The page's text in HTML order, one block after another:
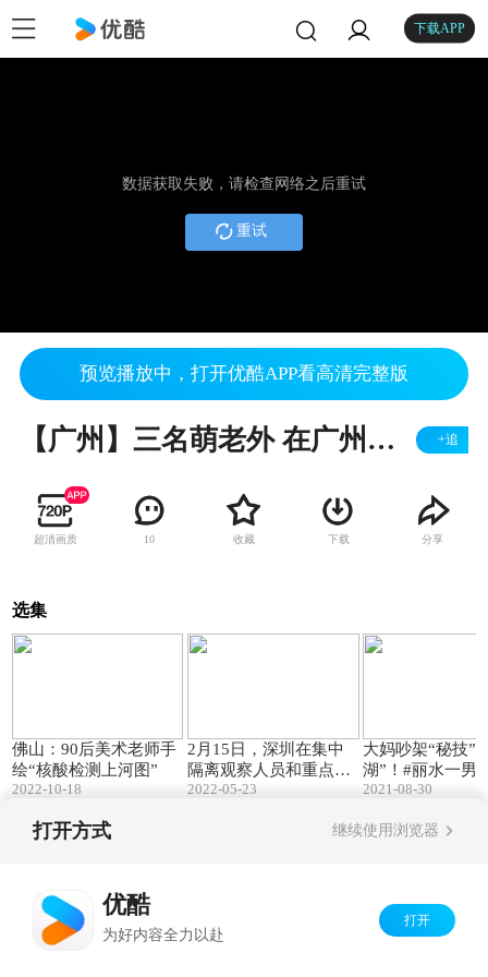
下载APP
数据获取失败，请检查网络之后重试
重试
预览播放中，打开优酷APP看高清完整版
【广州】三名萌老外 在广州街头免费派送茶叶蛋 +追
超清画质 10 收藏 下载 分享
选集
佛山：90后美术老师手
绘“核酸检测上河图”
2022-10-18
2月15日，深圳在集中
隔离观察人员和重点人
员例行核酸检测中，发
2022-05-23
大妈吵架“秘技”
湖”！#丽水一男
摊大妈起争执 大
2021-08-30
打开方式 继续使用浏览器
优酷
为好内容全力以赴
打开